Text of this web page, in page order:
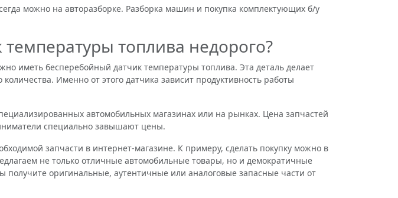
можно на авторазборке. Разборка машин и покупка комплектующих б/у
температуры топлива недорого?
иметь бесперебойный датчик температуры топлива. Эта деталь делает
Именно от этого датчика зависит продуктивность работы
автомобильных магазинах или на рынках. Цена запчастей
специально завышают цены.
запчасти в интернет-магазине. К примеру, сделать покупку можно в
не только отличные автомобильные товары, но и демократичные
получите оригинальные, аутентичные или аналоговые запасные части от